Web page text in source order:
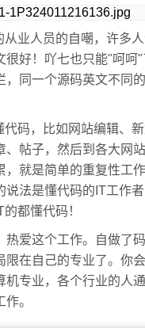
1P324011216136.jpg
从业人员的自嘲，许多
很好！吖七也只能"呵呵
，同一个源码英文不同
代码，比如网站编辑、
、帖子，然后到各大网
，就是简单的重复性工
说法是懂代码的IT工作
都懂代码！
热爱这个工作。自做了
限在自己的专业了。你
机专业，各个行业的人
。